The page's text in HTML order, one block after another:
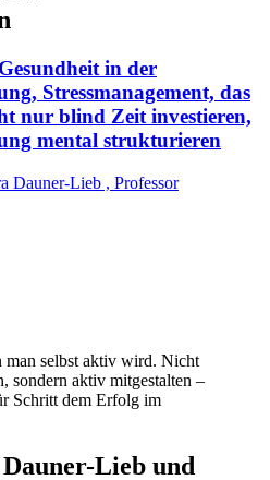
in der
Stressmanagement, das
nur blind Zeit investieren,
mental strukturieren
Dauner-Lieb , Professor
selbst aktiv wird. Nicht
sondern aktiv mitgestalten –
Schritt dem Erfolg im
Lieb und